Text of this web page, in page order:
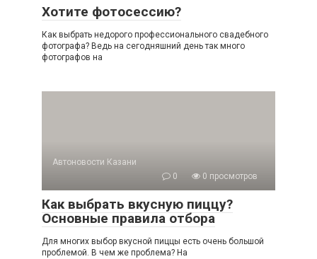
Хотите фотосессию?
Как выбрать недорого профессионального свадебного
фотографа? Ведь на сегодняшний день так много
фотографов на
Автоновости Казани
0
0 просмотров
Как выбрать вкусную пиццу?
Основные правила отбора
Для многих выбор вкусной пиццы есть очень большой
проблемой. В чем же проблема? На